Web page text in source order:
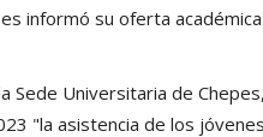
informó su oferta
Sede Universitaria de
"la asistencia de los